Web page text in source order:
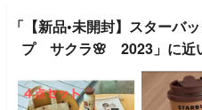
「【新品•未開封】スター
プ サクラ🌸 2023」に近